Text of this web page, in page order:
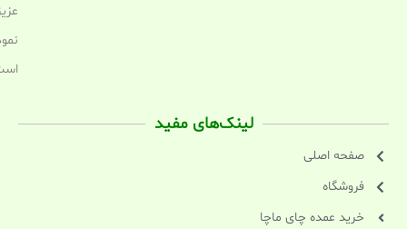
لینک‌های مفید
صفحه اصلی
فروشگاه
خرید عمده چای ماچا